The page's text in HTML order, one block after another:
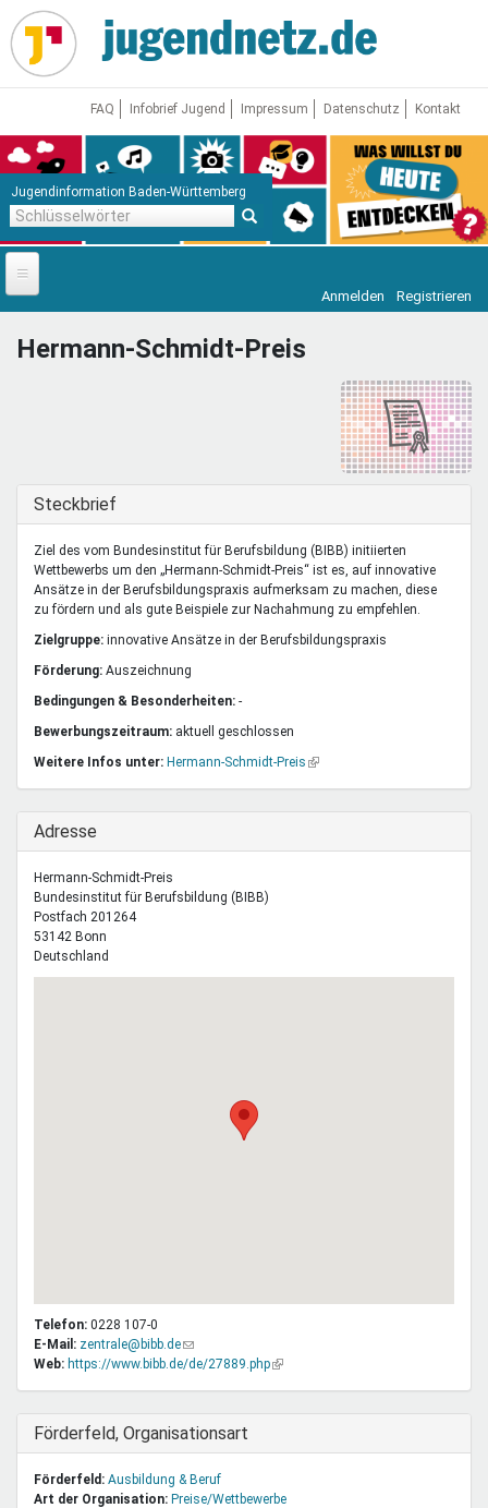
Direkt
zum
Inhalt
FAQ Infobrief Jugend Impressum Datenschutz Kontakt
Jugendinformation Baden-Württemberg
Startseite
News
Mentoren & Projekte
Schule & Beruf
Anmelden Registrieren
Hermann-Schmidt-Preis
Ausblenden
Steckbrief
Ziel des vom Bundesinstitut für Berufsbildung (BIBB) initiierten
Wettbewerbs um den „Hermann-Schmidt-Preis“ ist es, auf innovative
Ansätze in der Berufsbildungspraxis aufmerksam zu machen, diese
zu fördern und als gute Beispiele zur Nachahmung zu empfehlen.
Zielgruppe: innovative Ansätze in der Berufsbildungspraxis
Förderung: Auszeichnung
Bedingungen & Besonderheiten: -
Bewerbungszeitraum: aktuell geschlossen
Weitere Infos unter: Hermann-Schmidt-Preis (Link
Ausblenden
Adresse
Hermann-Schmidt-Preis
Bundesinstitut für Berufsbildung (BIBB)
Postfach 201264
53142 Bonn
Deutschland
Telefon: 0228 107-0
E-Mail: zentrale@bibb.de(Link
sendet
Web: https://www.bibb.de/de/27889.php(Link
Ausblenden
Förderfeld, Organisationsart
Förderfeld: Ausbildung & Beruf
Art der Organisation: Preise/Wettbewerbe